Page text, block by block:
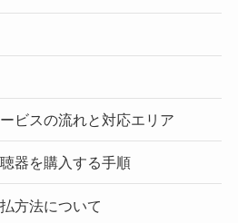
ビスの流れと対応エリア
器を購入する手順
方法について